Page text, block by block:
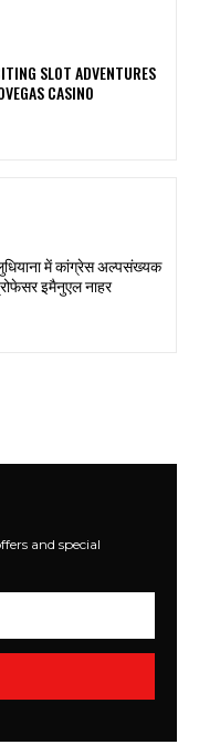
SLOT ADVENTURES
CASINO
में कांग्रेस अल्पसंख्यक
इमैनुएल नाहर
and special